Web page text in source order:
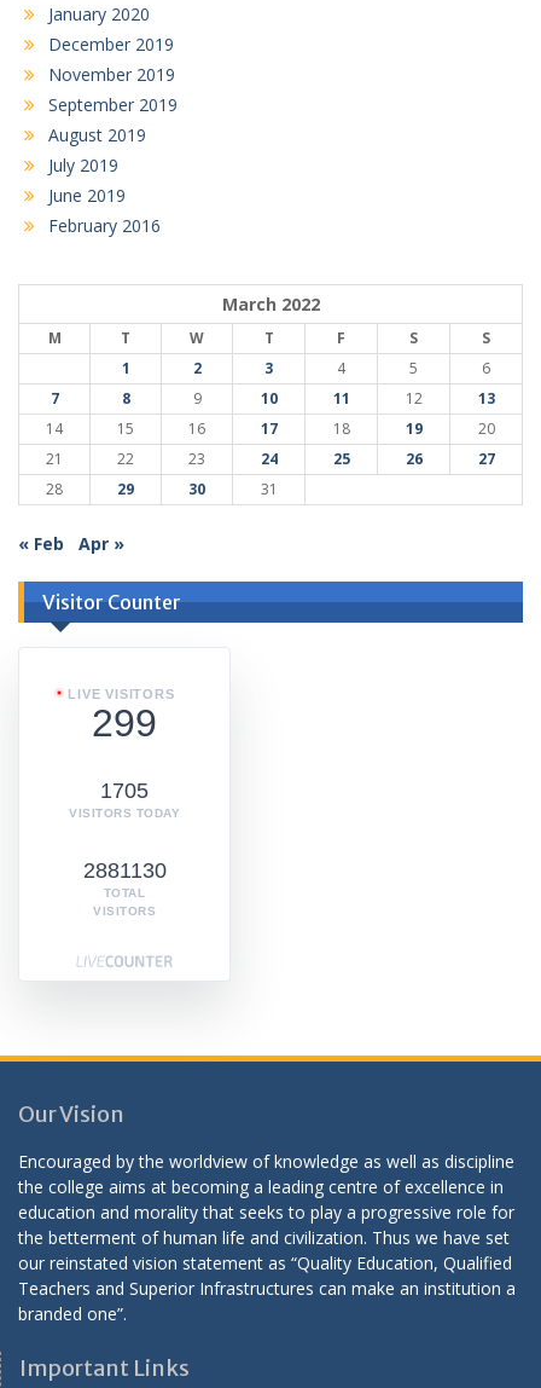
January 2020
December 2019
November 2019
September 2019
August 2019
July 2019
June 2019
February 2016
March 2022
M T W T F S
S
1
2 3 4 5
6
7
8 9 10 11 12
13
14
15 16 17 18 19
20
21
22 23 24 25 26
27
28
29 30 31
« Feb Apr »
Visitor Counter
LIVE VISITORS
299
1705
VISITORS TODAY
2881130
TOTAL
VISITORS
Our Vision
Encouraged by the worldview of knowledge as well as discipline
the college aims at becoming a leading centre of excellence in
education and morality that seeks to play a progressive role for
the betterment of human life and civilization. Thus we have set
our reinstated vision statement as “Quality Education, Qualified
Teachers and Superior Infrastructures can make an institution a
branded one”.
Important Links